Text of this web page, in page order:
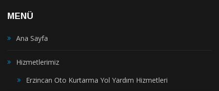
MENÜ
Ana Sayfa
Hizmetlerimiz
Erzincan Oto Kurtarma Yol Yardım Hizmetleri